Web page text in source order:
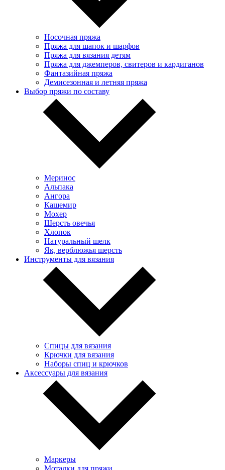
Носочная пряжа
Пряжа для шапок и шарфов
Пряжа для вязания детям
Пряжа для джемперов, свитеров и кардиганов
Фантазийная пряжа
Демисезонная и летняя пряжа
Выбор пряжи по составу
Меринос
Альпака
Ангора
Кашемир
Мохер
Шерсть овечья
Хлопок
Натуральный шелк
Як, верблюжья шерсть
Инструменты для вязания
Спицы для вязания
Крючки для вязания
Наборы спиц и крючков
Аксессуары для вязания
Маркеры
Моталки для пряжи